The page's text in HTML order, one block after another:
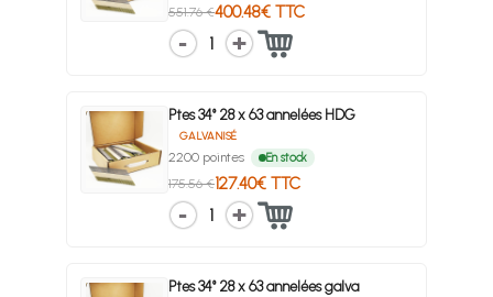
551.76 €400.48€ TTC
1
Ptes 34° 28 x 63 annelées HDG
GALVANISÉ
2200 pointes En stock
175.56 €127.40€ TTC
1
Ptes 34° 28 x 63 annelées galva